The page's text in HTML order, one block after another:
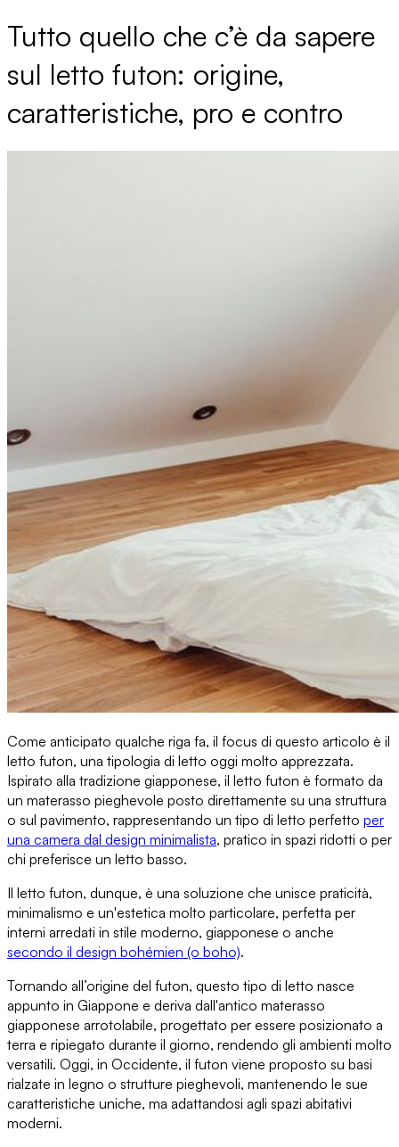
Tutto quello che c’è da sapere
sul letto futon: origine,
caratteristiche, pro e contro
Come anticipato qualche riga fa, il focus di questo articolo è il
letto futon, una tipologia di letto oggi molto apprezzata.
Ispirato alla tradizione giapponese, il letto futon è formato da
un materasso pieghevole posto direttamente su una struttura
o sul pavimento, rappresentando un tipo di letto perfetto per
una camera dal design minimalista, pratico in spazi ridotti o per
chi preferisce un letto basso.
Il letto futon, dunque, è una soluzione che unisce praticità,
minimalismo e un'estetica molto particolare, perfetta per
interni arredati in stile moderno, giapponese o anche
secondo il design bohémien (o boho).
Tornando all’origine del futon, questo tipo di letto nasce
appunto in Giappone e deriva dall'antico materasso
giapponese arrotolabile, progettato per essere posizionato a
terra e ripiegato durante il giorno, rendendo gli ambienti molto
versatili. Oggi, in Occidente, il futon viene proposto su basi
rialzate in legno o strutture pieghevoli, mantenendo le sue
caratteristiche uniche, ma adattandosi agli spazi abitativi
moderni.